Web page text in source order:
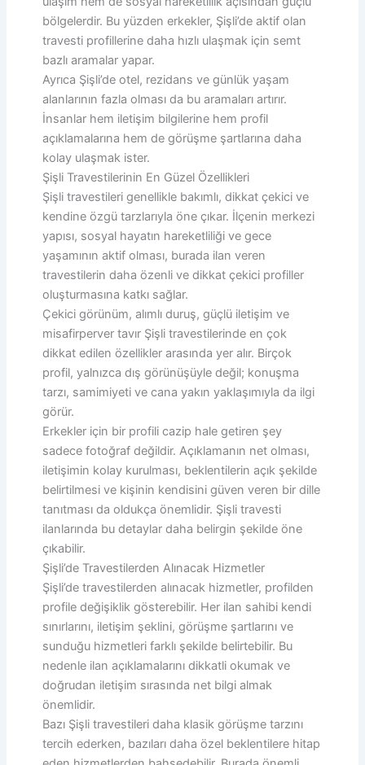
bölgelerdir. Bu yüzden erkekler, Şişli’de aktif olan
travesti profillerine daha hızlı ulaşmak için semt
bazlı aramalar yapar.
Ayrıca Şişli’de otel, rezidans ve günlük yaşam
alanlarının fazla olması da bu aramaları artırır.
İnsanlar hem iletişim bilgilerine hem profil
açıklamalarına hem de görüşme şartlarına daha
kolay ulaşmak ister.
Şişli Travestilerinin En Güzel Özellikleri
Şişli travestileri genellikle bakımlı, dikkat çekici ve
kendine özgü tarzlarıyla öne çıkar. İlçenin merkezi
yapısı, sosyal hayatın hareketliliği ve gece
yaşamının aktif olması, burada ilan veren
travestilerin daha özenli ve dikkat çekici profiller
oluşturmasına katkı sağlar.
Çekici görünüm, alımlı duruş, güçlü iletişim ve
misafirperver tavır Şişli travestilerinde en çok
dikkat edilen özellikler arasında yer alır. Birçok
profil, yalnızca dış görünüşüyle değil; konuşma
tarzı, samimiyeti ve cana yakın yaklaşımıyla da ilgi
görür.
Erkekler için bir profili cazip hale getiren şey
sadece fotoğraf değildir. Açıklamanın net olması,
iletişimin kolay kurulması, beklentilerin açık şekilde
belirtilmesi ve kişinin kendisini güven veren bir dille
tanıtması da oldukça önemlidir. Şişli travesti
ilanlarında bu detaylar daha belirgin şekilde öne
çıkabilir.
Şişli’de Travestilerden Alınacak Hizmetler
Şişli’de travestilerden alınacak hizmetler, profilden
profile değişiklik gösterebilir. Her ilan sahibi kendi
sınırlarını, iletişim şeklini, görüşme şartlarını ve
sunduğu hizmetleri farklı şekilde belirtebilir. Bu
nedenle ilan açıklamalarını dikkatli okumak ve
doğrudan iletişim sırasında net bilgi almak
önemlidir.
Bazı Şişli travestileri daha klasik görüşme tarzını
tercih ederken, bazıları daha özel beklentilere hitap